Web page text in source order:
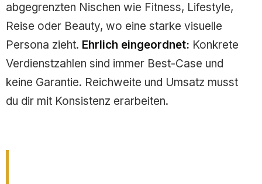
abgegrenzten Nischen wie Fitness, Lifestyle,
Reise oder Beauty, wo eine starke visuelle
Persona zieht. Ehrlich eingeordnet: Konkrete
Verdienstzahlen sind immer Best-Case und
keine Garantie. Reichweite und Umsatz musst
du dir mit Konsistenz erarbeiten.